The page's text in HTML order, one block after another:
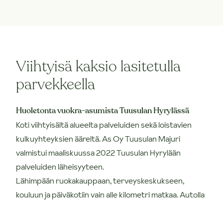
Viihtyisä kaksio lasitetulla
parvekkeella
Huoletonta vuokra-asumista Tuusulan Hyrylässä
Koti viihtyisältä alueelta palveluiden sekä loistavien
kulkuyhteyksien ääreltä. As Oy Tuusulan Majuri
valmistui maaliskuussa 2022 Tuusulan Hyrylään
palveluiden läheisyyteen.
Lähimpään ruokakauppaan, terveyskeskukseen,
kouluun ja päiväkotiin vain alle kilometri matkaa. Autolla